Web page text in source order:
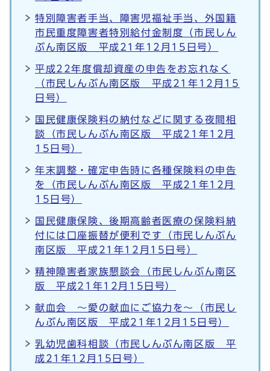
特別障害者手当、障害児福祉手当、外国籍
市民重度障害者特別給付金制度（市民しん
ぶん南区版 平成21年12月15日号）
平成22年度償却資産の申告をお忘れなく
（市民しんぶん南区版 平成21年12月15
日号）
国民健康保険料の納付などに関する夜間相
談（市民しんぶん南区版 平成21年12月
15日号）
年末調整・確定申告時に各種保険料の申告
を（市民しんぶん南区版 平成21年12月
15日号）
国民健康保険、後期高齢者医療の保険料納
付には口座振替が便利です（市民しんぶん
南区版 平成21年12月15日号）
精神障害者家族懇談会（市民しんぶん南区
版 平成21年12月15日号）
献血会 ～愛の献血にご協力を～（市民し
んぶん南区版 平成21年12月15日号）
乳幼児歯科相談（市民しんぶん南区版 平
成21年12月15日号）